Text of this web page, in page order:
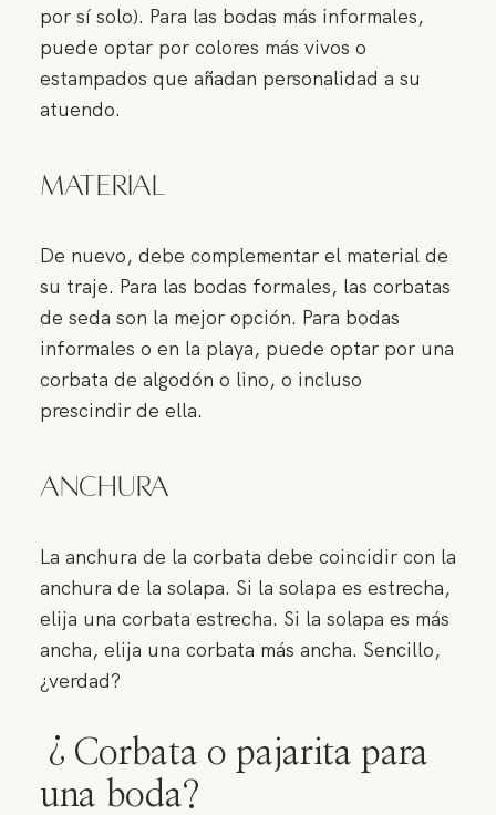
por sí solo). Para las bodas más informales,
puede optar por colores más vivos o
estampados que añadan personalidad a su
atuendo.
Material
De nuevo, debe complementar el material de
su traje. Para las bodas formales, las corbatas
de seda son la mejor opción. Para bodas
informales o en la playa, puede optar por una
corbata de algodón o lino, o incluso
prescindir de ella.
Anchura
La anchura de la corbata debe coincidir con la
anchura de la solapa. Si la solapa es estrecha,
elija una corbata estrecha. Si la solapa es más
ancha, elija una corbata más ancha. Sencillo,
¿verdad?
¿Corbata o pajarita para
una boda?